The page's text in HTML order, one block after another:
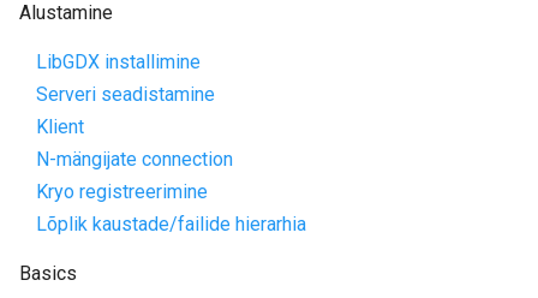
Alustamine
LibGDX installimine
Serveri seadistamine
Klient
N-mängijate connection
Kryo registreerimine
Lõplik kaustade/failide hierarhia
Basics